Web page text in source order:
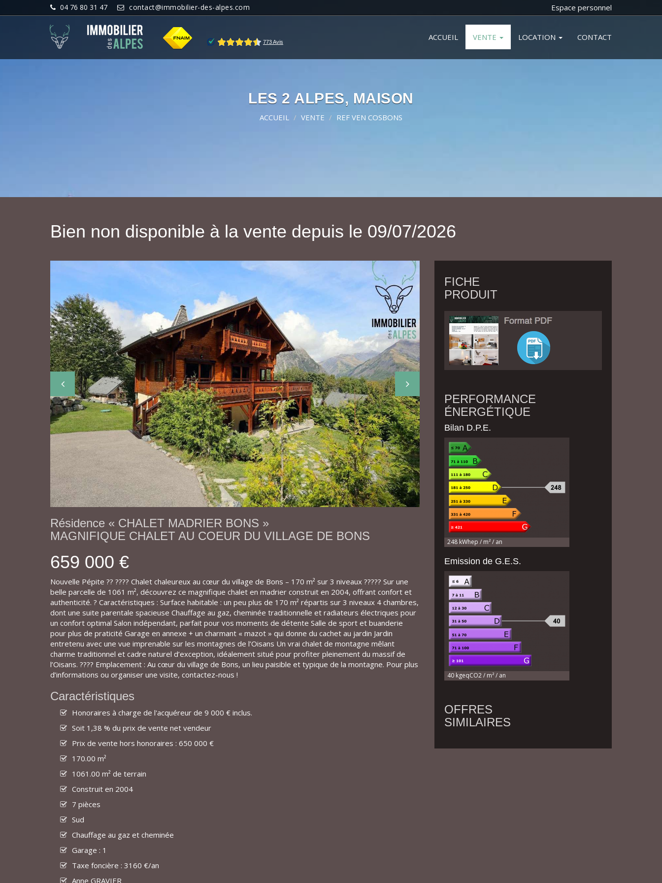
04 76 80 31 47 contact@immobilier-des-alpes.com Espace personnel
ACCUEIL VENTE LOCATION CONTACT
LES 2 ALPES, MAISON
ACCUEIL VENTE REF VEN COSBONS
Bien non disponible à la vente depuis le 09/07/2026
Résidence « CHALET MADRIER BONS »
MAGNIFIQUE CHALET AU COEUR DU VILLAGE DE BONS
659 000 €
Nouvelle Pépite ?? ???? Chalet chaleureux au cœur du village de Bons – 170 m² sur 3 niveaux ????? Sur une
belle parcelle de 1061 m², découvrez ce magnifique chalet en madrier construit en 2004, offrant confort et
authenticité. ? Caractéristiques : Surface habitable : un peu plus de 170 m² répartis sur 3 niveaux 4 chambres,
dont une suite parentale spacieuse Chauffage au gaz, cheminée traditionnelle et radiateurs électriques pour
un confort optimal Salon indépendant, parfait pour vos moments de détente Salle de sport et buanderie
pour plus de praticité Garage en annexe + un charmant « mazot » qui donne du cachet au jardin Jardin
entretenu avec une vue imprenable sur les montagnes de l’Oisans Un vrai chalet de montagne mêlant
charme traditionnel et cadre naturel d’exception, idéalement situé pour profiter pleinement du massif de
l’Oisans. ???? Emplacement : Au cœur du village de Bons, un lieu paisible et typique de la montagne. Pour plus
d’informations ou organiser une visite, contactez-nous !
Caractéristiques
Honoraires à charge de l'acquéreur de 9 000 € inclus.
Soit 1,38 % du prix de vente net vendeur
Prix de vente hors honoraires : 650 000 €
170.00 m²
1061.00 m² de terrain
Construit en 2004
7 pièces
Sud
Chauffage au gaz et cheminée
Garage : 1
Taxe foncière : 3160 €/an
Anne GRAVIER
FICHE
PRODUIT
PERFORMANCE
ÉNERGÉTIQUE
Bilan D.P.E.
248 kWhep / m² / an
Emission de G.E.S.
40 kgeqCO2 / m² / an
OFFRES
SIMILAIRES